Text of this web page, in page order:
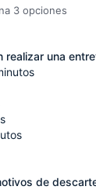
3 opciones
realizar una
de